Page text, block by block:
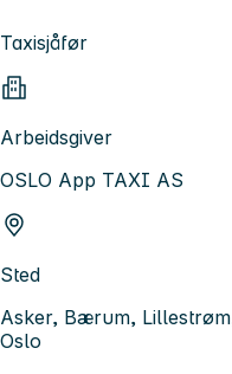
Taxisjåfør
Arbeidsgiver
OSLO App TAXI AS
Sted
Asker, Bærum,
Oslo